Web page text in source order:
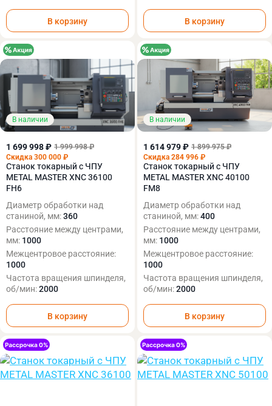
В корзину В корзину
В наличии
1 699 998 ₽ 1 999 998 ₽
Скидка 300 000 ₽
Станок токарный с ЧПУ
METAL MASTER XNC 36100
FH6
Диаметр обработки над
станиной, мм:360
Расстояние между центрами,
мм: 1000
Межцентровое расстояние:
1000
Частота вращения шпинделя,
об/мин:2000
В корзину
В наличии
1 614 979 ₽ 1 899 975 ₽
Скидка 284 996 ₽
Станок токарный с ЧПУ
METAL MASTER XNC 40100
FM8
Диаметр обработки над
станиной, мм:400
Расстояние между центрами,
мм: 1000
Межцентровое расстояние:
1000
Частота вращения шпинделя,
об/мин:2000
В корзину